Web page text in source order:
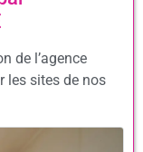
de l’agence
les sites de nos